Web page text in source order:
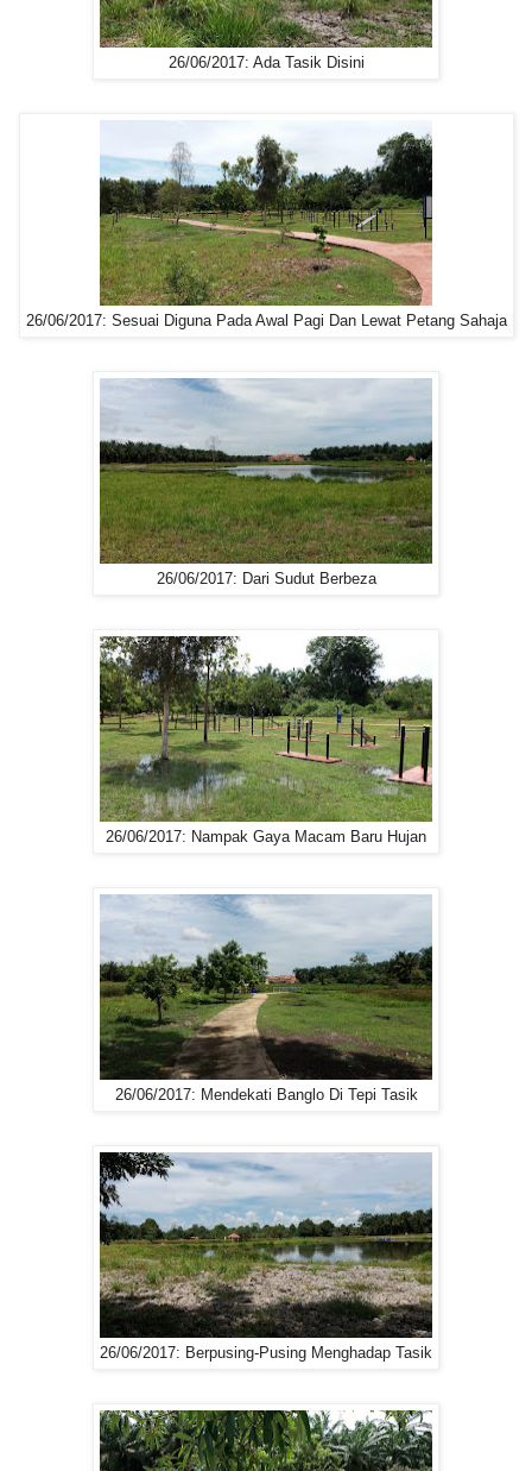
26/06/2017: Ada Tasik Disini
26/06/2017: Sesuai Diguna Pada Awal Pagi Dan Lewat Petang Sahaja
26/06/2017: Dari Sudut Berbeza
26/06/2017: Nampak Gaya Macam Baru Hujan
26/06/2017: Mendekati Banglo Di Tepi Tasik
26/06/2017: Berpusing-Pusing Menghadap Tasik